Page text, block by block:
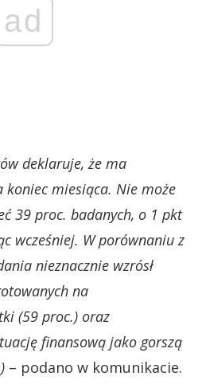
ad
deklaruje, że ma
koniec miesiąca. Nie może
39 proc. badanych, o 1 pkt
wcześniej. W porównaniu z
nieznacznie wzrósł
na
(59 proc.) oraz
finansową jako gorszą
– podano w komunikacie.